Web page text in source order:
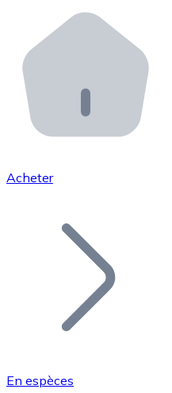
Distributeurs
Intégrez un ATM
API Bitnovo
Intégrez notre API
Rejoignez notre
Ajoutez le token de
Acheter
En espèces